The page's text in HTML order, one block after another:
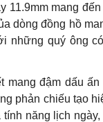
11.9mm mang
dòng đồng hồ
những quý ông
mang đậm dấu
phản chiếu tạo
năng lịch